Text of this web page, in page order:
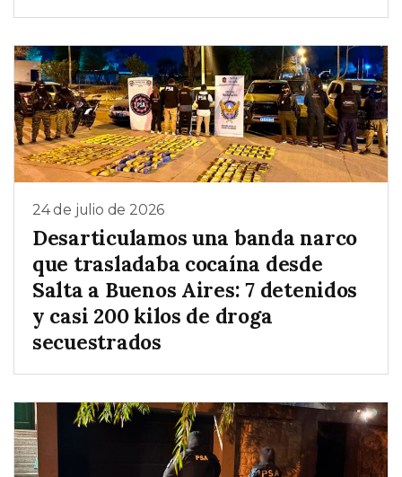
24 de julio de 2026
Desarticulamos una banda narco
que trasladaba cocaína desde
Salta a Buenos Aires: 7 detenidos
y casi 200 kilos de droga
secuestrados